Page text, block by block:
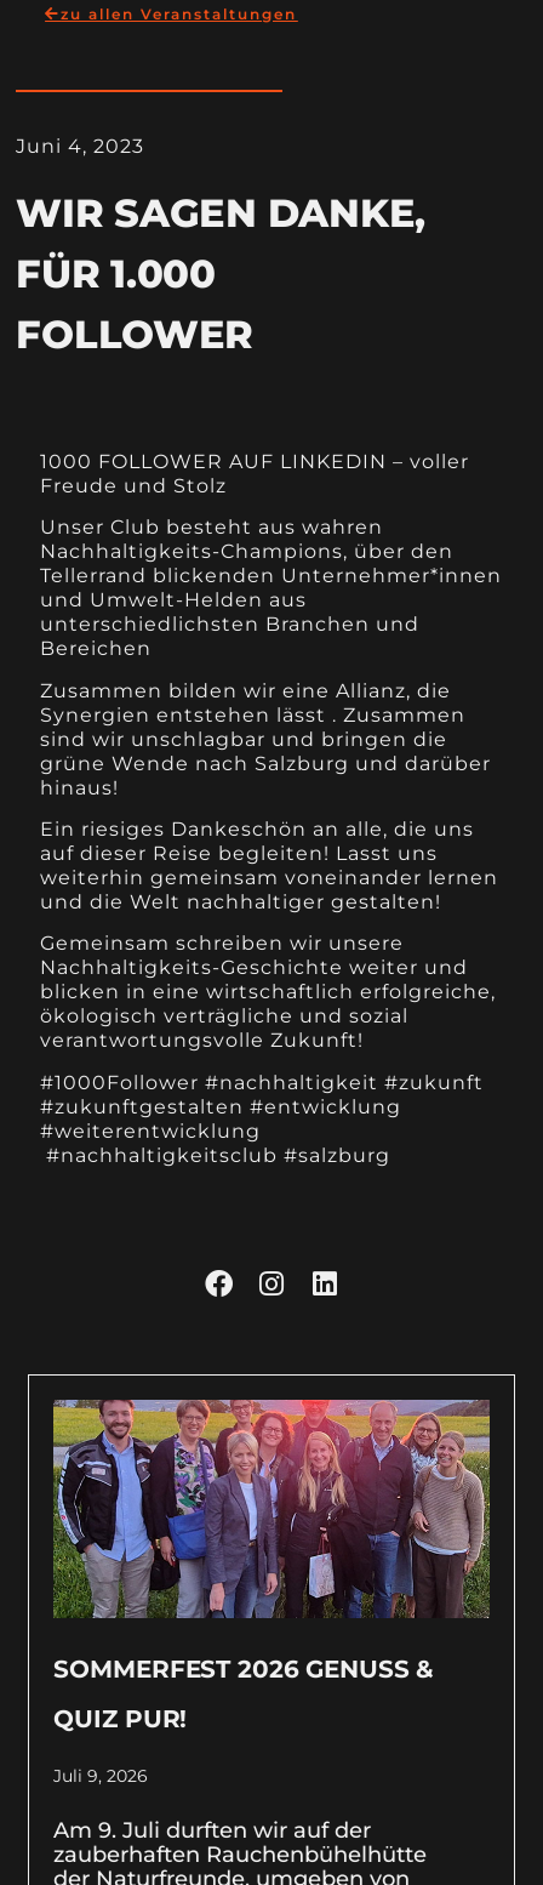
zu allen Veranstaltungen
Juni 4, 2023
WIR SAGEN DANKE,
FÜR 1.000
FOLLOWER
1000 FOLLOWER AUF LINKEDIN – voller
Freude und Stolz
Unser Club besteht aus wahren
Nachhaltigkeits-Champions, über den
Tellerrand blickenden Unternehmer*innen
und Umwelt-Helden aus
unterschiedlichsten Branchen und
Bereichen
Zusammen bilden wir eine Allianz, die
Synergien entstehen lässt . Zusammen
sind wir unschlagbar und bringen die
grüne Wende nach Salzburg und darüber
hinaus!
Ein riesiges Dankeschön an alle, die uns
auf dieser Reise begleiten! Lasst uns
weiterhin gemeinsam voneinander lernen
und die Welt nachhaltiger gestalten!
Gemeinsam schreiben wir unsere
Nachhaltigkeits-Geschichte weiter und
blicken in eine wirtschaftlich erfolgreiche,
ökologisch verträgliche und sozial
verantwortungsvolle Zukunft!
#1000Follower #nachhaltigkeit #zukunft
#zukunftgestalten #entwicklung
#weiterentwicklung
#nachhaltigkeitsclub #salzburg
SOMMERFEST 2026 GENUSS &
QUIZ PUR!
Juli 9, 2026
Am 9. Juli durften wir auf der
zauberhaften Rauchenbühelhütte
der Naturfreunde, umgeben von